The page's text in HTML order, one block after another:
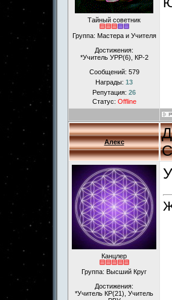
Тайный советник
Группа: Мастера и Учителя
Достижения:
*Учитель УРР(6), КР-2
Сообщений: 579
Награды: 13
Репутация: 26
Статус: Offline
Алекс
Канцлер
Группа: Высший Круг
Достижения:
*Учитель КР(21), Учитель